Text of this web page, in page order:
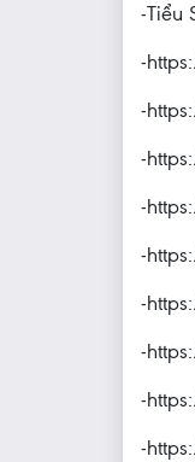
-Tiểu
-
-
-
-
-
-
-
-
-